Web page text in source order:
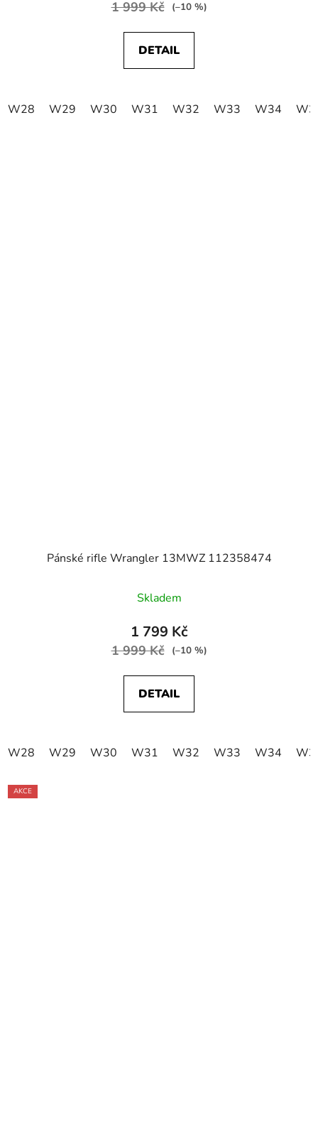
1 999 Kč (–10 %)
DETAIL
W28 W29 W30 W31 W32 W33 W34
Pánské rifle Wrangler 13MWZ 112358474
Skladem
1 799 Kč
1 999 Kč (–10 %)
DETAIL
W28 W29 W30 W31 W32 W33 W34
AKCE